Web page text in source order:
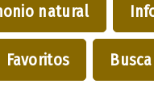
natural
Favoritos